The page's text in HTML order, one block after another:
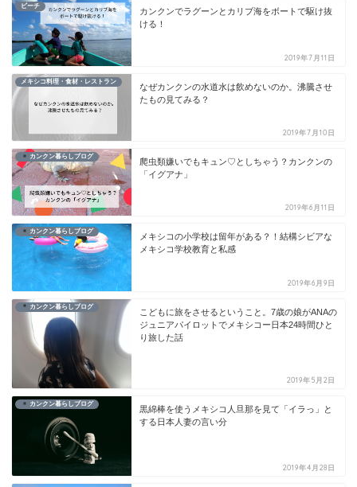
ビーチ
カンクンでラグーンとカリブ海をボートで駆け抜
ける！
2019年7月11日
メキシコ料理・食材・レストラン
なぜカンクンの水道水は飲めないのか。沸騰させ
たもの見てみる？
2019年7月10日
カンクン暮らしブログ
爬虫類嫌いでもキュン♡としちゃう？カンクンの
「イグアナ」
2019年6月11日
カンクン暮らしブログ
メキシコの小学校は留年がある？！結構シビアな
メキシコ学校教育と私感
2019年6月9日
カンクン暮らしブログ
こどもに旅をさせるということ。7歳の娘がANAの
ジュニアパイロットでメキシコー日本24時間ひと
り旅した話
2019年5月2日
カンクン暮らしブログ
黒綿棒を使うメキシコ人旦那を見て「イラっ」と
する日本人妻の言い分
2019年4月28日